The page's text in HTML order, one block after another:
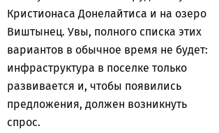
Кристионаса Донелайтиса и на озеро
Виштынец. Увы, полного списка этих
вариантов в обычное время не будет:
инфраструктура в поселке только
развивается и, чтобы появились
предложения, должен возникнуть
спрос.